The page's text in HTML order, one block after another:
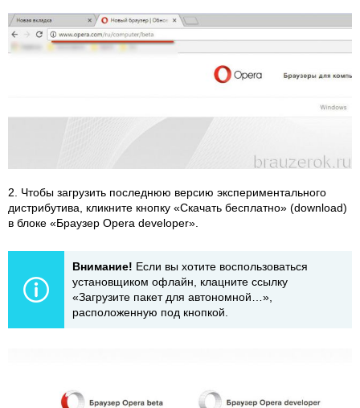
2. Чтобы загрузить последнюю версию экспериментального
дистрибутива, кликните кнопку «Скачать бесплатно» (download)
в блоке «Браузер Opera developer».
Внимание! Если вы хотите воспользоваться
установщиком офлайн, клацните ссылку
«Загрузите пакет для автономной…»,
расположенную под кнопкой.